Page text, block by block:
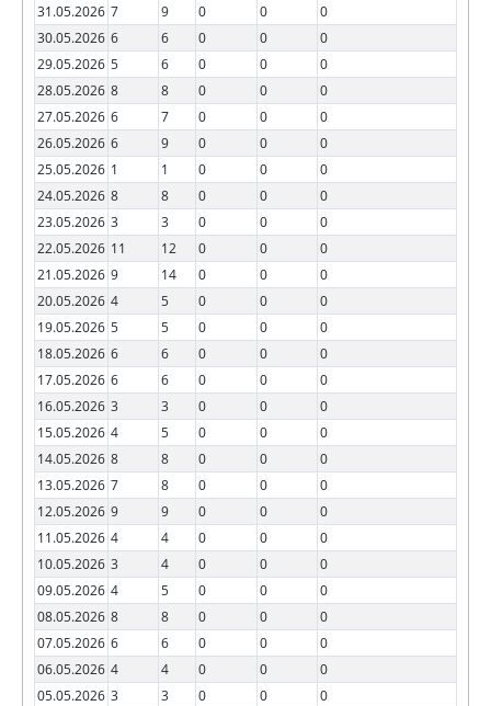
31.05.2026 7 9 0 0
0
30.05.2026 6 6 0 0
0
29.05.2026 5 6 0 0
0
28.05.2026 8 8 0 0
0
27.05.2026 6 7 0 0
0
26.05.2026 6 9 0 0
0
25.05.2026 1 1 0 0
0
24.05.2026 8 8 0 0
0
23.05.2026 3 3 0 0
0
22.05.2026 11 12 0 0
0
21.05.2026 9 14 0 0
0
20.05.2026 4 5 0 0
0
19.05.2026 5 5 0 0
0
18.05.2026 6 6 0 0
0
17.05.2026 6 6 0 0
0
16.05.2026 3 3 0 0
0
15.05.2026 4 5 0 0
0
14.05.2026 8 8 0 0
0
13.05.2026 7 8 0 0
0
12.05.2026 9 9 0 0
0
11.05.2026 4 4 0 0
0
10.05.2026 3 4 0 0
0
09.05.2026 4 5 0 0
0
08.05.2026 8 8 0 0
0
07.05.2026 6 6 0 0
0
06.05.2026 4 4 0 0
0
05.05.2026 3 3 0 0
0